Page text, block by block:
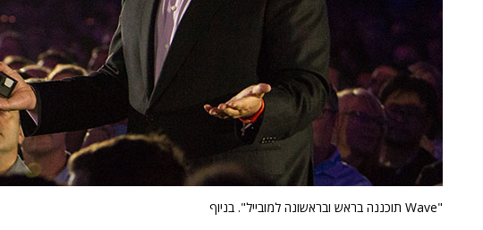
"Wave תוכננה בראש ובראשונה למובייל". בניוף